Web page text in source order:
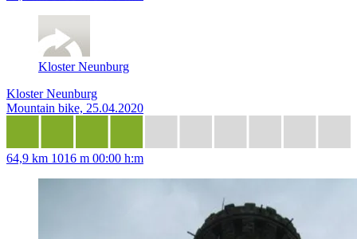
Kloster Neunburg
Kloster Neunburg
Mountain bike, 25.04.2020
64,9 km 1016 m 00:00 h:m